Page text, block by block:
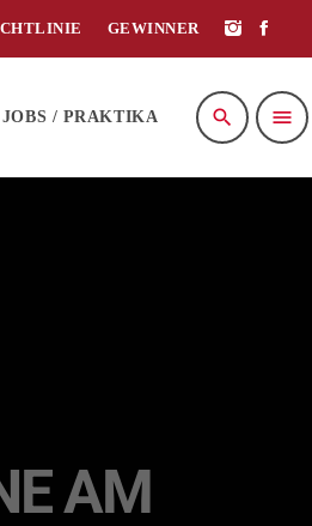
GEWINNER
JOBS / PRAKTIKA search menu
AM